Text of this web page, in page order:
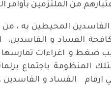
من الملتزمين بأوامر
المحيطين به ، من
الفساد و
ضغط و اغراءات
المنظومة باجتماع
نسبة متصاعدة في ارقام